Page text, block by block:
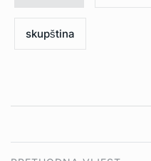
skupština